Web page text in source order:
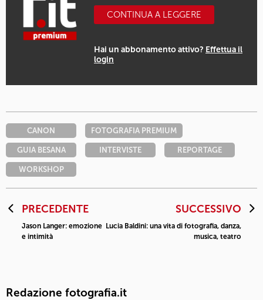
CONTINUA A LEGGERE
Hai un abbonamento attivo? Effettua il
login
CANON FOTOGRAFIA PREMIUM
GUIA BESANA INTERVISTE REPORTAGE
WORKSHOP
PRECEDENTE
Jason Langer: emozione
e intimità
SUCCESSIVO
Lucia Baldini: una vita di fotografia, danza,
musica, teatro
Redazione fotografia.it